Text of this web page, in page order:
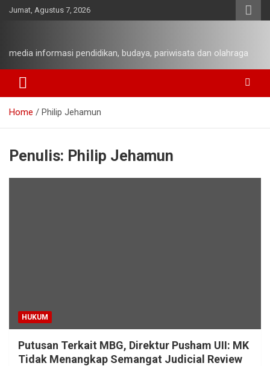
SkipJumat, Agustus 7, 2026
media informasi pendidikan, budaya, pariwisata dan olahraga
Home Philip Jehamun
Penulis: Philip Jehamun
HUKUM
Putusan Terkait MBG, Direktur Pusham UII: MK
Tidak Menangkap Semangat Judicial Review